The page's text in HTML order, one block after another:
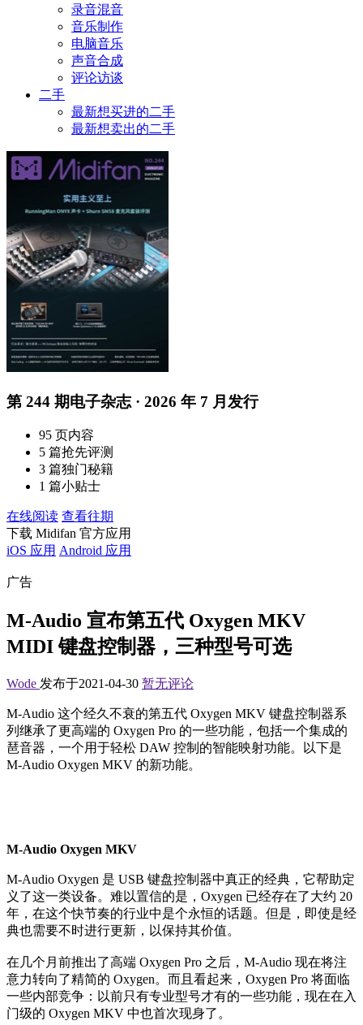
录音混音
音乐制作
电脑音乐
声音合成
评论访谈
二手
最新想买进的二手
最新想卖出的二手
第 244 期电子杂志 · 2026 年 7 月发行
95 页内容
5 篇抢先评测
3 篇独门秘籍
1 篇小贴士
在线阅读 查看往期
下载 Midifan 官方应用
iOS 应用 Android 应用
广告
M-Audio 宣布第五代 Oxygen MKV
MIDI 键盘控制器，三种型号可选
Wode 发布于2021-04-30 暂无评论
M-Audio 这个经久不衰的第五代 Oxygen MKV 键盘控制器系
列继承了更高端的 Oxygen Pro 的一些功能，包括一个集成的
琶音器，一个用于轻松 DAW 控制的智能映射功能。以下是
M-Audio Oxygen MKV 的新功能。
M-Audio Oxygen MKV
M-Audio Oxygen 是 USB 键盘控制器中真正的经典，它帮助定
义了这一类设备。难以置信的是，Oxygen 已经存在了大约 20
年，在这个快节奏的行业中是个永恒的话题。但是，即使是经
典也需要不时进行更新，以保持其价值。
在几个月前推出了高端 Oxygen Pro 之后，M-Audio 现在将注
意力转向了精简的 Oxygen。而且看起来，Oxygen Pro 将面临
一些内部竞争：以前只有专业型号才有的一些功能，现在在入
门级的 Oxygen MKV 中也首次现身了。